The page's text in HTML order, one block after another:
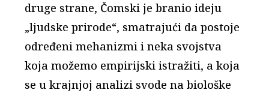
druge strane, Čomski je branio ideju
„ljudske prirode“, smatrajući da postoje
određeni mehanizmi i neka svojstva
koja možemo empirijski istražiti, a koja
se u krajnjoj analizi svode na biološke